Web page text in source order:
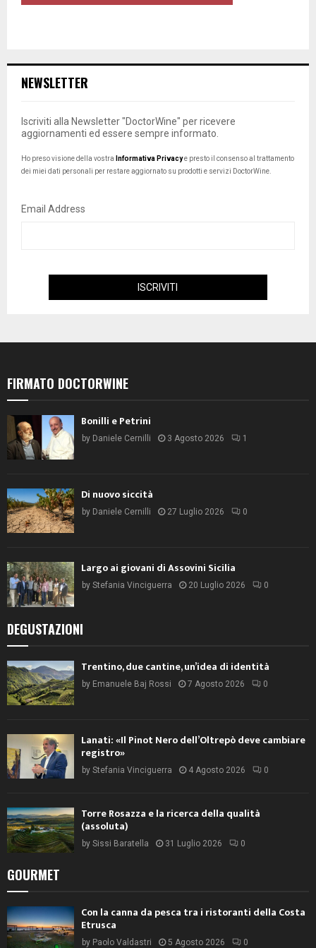
NEWSLETTER
Iscriviti alla Newsletter "DoctorWine" per ricevere
aggiornamenti ed essere sempre informato.
Ho preso visione della vostra Informativa Privacye presto il consenso al trattamento
dei miei dati personali per restare aggiornato su prodotti e servizi DoctorWine.
Email Address
FIRMATO DOCTORWINE
Bonilli e Petrini
by Daniele Cernilli 3 Agosto 2026 1
Di nuovo siccità
by Daniele Cernilli 27 Luglio 2026 0
Largo ai giovani di Assovini Sicilia
by Stefania Vinciguerra 20 Luglio 2026 0
DEGUSTAZIONI
Trentino, due cantine, un’idea di identità
by Emanuele Baj Rossi 7 Agosto 2026 0
Lanati: «Il Pinot Nero dell’Oltrepò deve cambiare
registro»
by Stefania Vinciguerra 4 Agosto 2026 0
Torre Rosazza e la ricerca della qualità
(assoluta)
by Sissi Baratella 31 Luglio 2026 0
GOURMET
Con la canna da pesca tra i ristoranti della Costa
Etrusca
by Paolo Valdastri 5 Agosto 2026 0